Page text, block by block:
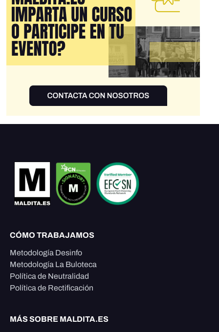
CÓMO TRABAJAMOS
Metodología Desinfo
Metodología La Buloteca
Política de Neutralidad
Política de Rectificación
MÁS SOBRE MALDITA.ES